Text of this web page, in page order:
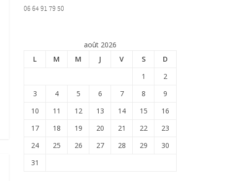
06 64 91 79 50
août 2026
L
M M J V S
D
1
2
3
4 5 6 7 8
9
10
11 12 13 14 15
16
17
18 19 20 21 22
23
24
25 26 27 28 29
30
31